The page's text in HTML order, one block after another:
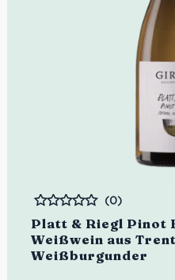
Platt & Riegl Pinot
Weißwein aus
Weißburgunder
Bewertet
(0)